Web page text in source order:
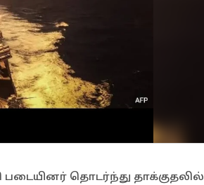
தொடர்ந்து தாக்குதலில்